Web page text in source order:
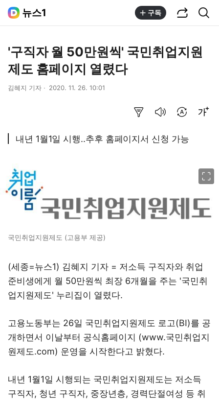
뉴스1 구독
'구직자 월 50만원씩' 국민취업지원
제도 홈페이지 열렸다
김혜지 기자 2020. 11. 26. 10:01
내년 1월1일 시행..추후 홈페이지서 신청 가능
국민취업지원제도 (고용부 제공)
(세종=뉴스1) 김혜지 기자 = 저소득 구직자와 취업
준비생에게 월 50만원씩 최장 6개월을 주는 '국민취
업지원제도' 누리집이 열렸다.
고용노동부는 26일 국민취업지원제도 로고(BI)를 공
개하면서 이날부터 공식홈페이지 (www.국민취업지
원제도.com) 운영을 시작한다고 밝혔다.
내년 1월1일 시행되는 국민취업지원제도는 저소득
구직자, 청년 구직자, 중장년층, 경력단절여성 등 취